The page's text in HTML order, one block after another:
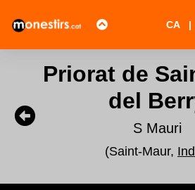
CA |
Priorat de
del
S Mauri
(Saint-Maur,